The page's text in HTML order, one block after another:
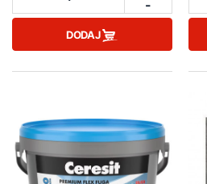
-
DODAJ